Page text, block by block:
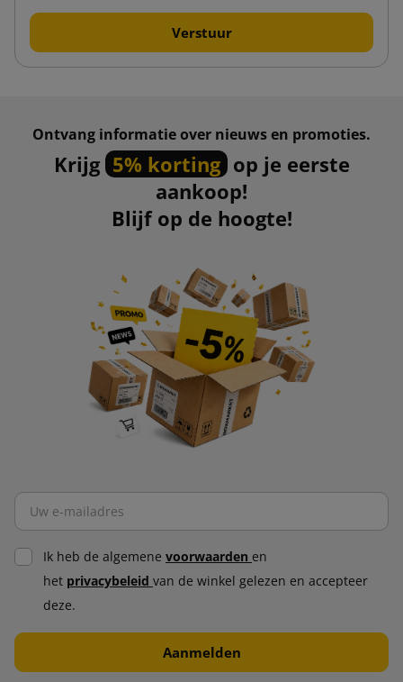
Ontvang informatie over nieuws en promoties.
Krijg 5% korting op je eerste
aankoop!
Blijf op de hoogte!
Ik heb de algemene voorwaarden en
het privacybeleid van de winkel gelezen en accepteer
deze.